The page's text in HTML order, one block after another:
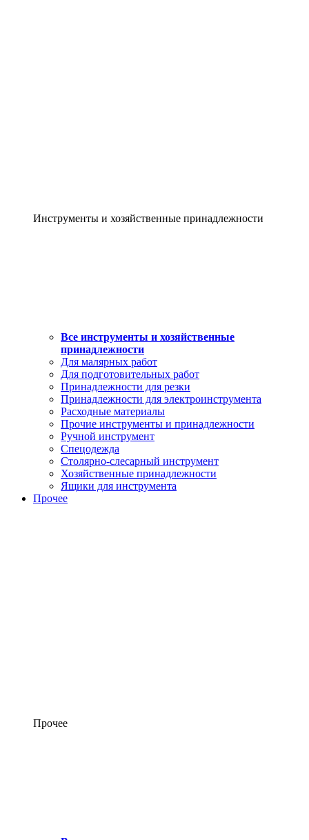
Инструменты и хозяйственные принадлежности
Все инструменты и хозяйственные
принадлежности
Для малярных работ
Для подготовительных работ
Принадлежности для резки
Принадлежности для электроинструмента
Расходные материалы
Прочие инструменты и принадлежности
Ручной инструмент
Спецодежда
Столярно-слесарный инструмент
Хозяйственные принадлежности
Ящики для инструмента
Прочее
Прочее